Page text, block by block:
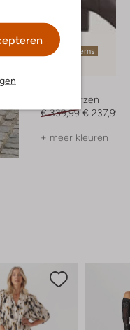
Laatste items
Hoge laarzen
€ 339,99 € 237,99
+ meer kleuren